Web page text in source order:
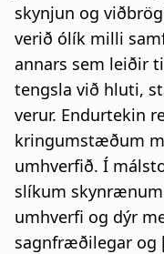
skynjun og
verið ólík milli
annars sem leiðir
tengsla við hluti,
verur. Endurtekin
kringumstæðum
umhverfið. Í
slíkum
umhverfi og dýr
sagnfræðilegar